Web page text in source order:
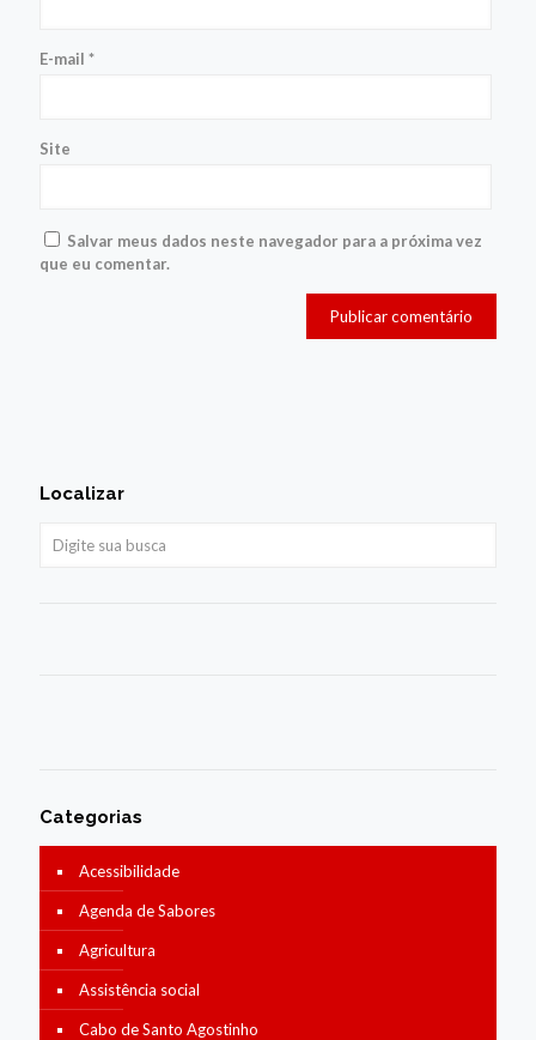
E-mail *
Site
Salvar meus dados neste navegador para a próxima vez
que eu comentar.
Localizar
Categorias
Acessibilidade
Agenda de Sabores
Agricultura
Assistência social
Cabo de Santo Agostinho